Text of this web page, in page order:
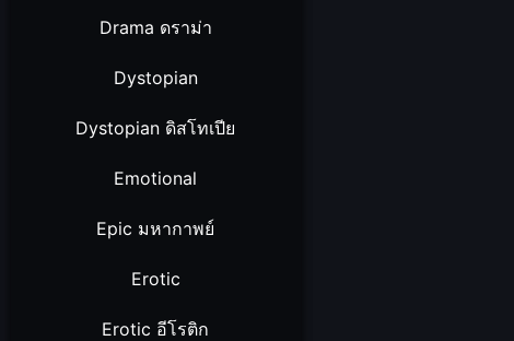
Drama ดราม่า
Dystopian
Dystopian ดิสโทเปีย
Emotional
Epic มหากาพย์
Erotic
Erotic อีโรติก